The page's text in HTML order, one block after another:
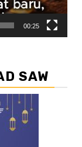
00:25
SAW